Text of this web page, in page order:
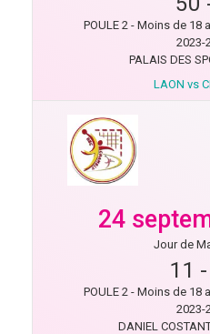
POULE 2 - Moins de 18
2023-
PALAIS DES
LAON vs
24
Jour de
11 -
POULE 2 - Moins de 18
2023-
DANIEL